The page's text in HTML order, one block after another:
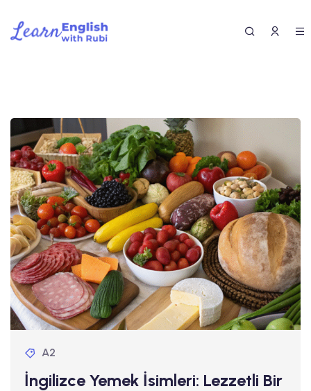
A2
İngilizce Yemek İsimleri: Lezzetli Bir